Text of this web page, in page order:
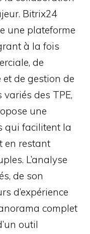
Bitrix24
une plateforme
à la fois
de
et de gestion de
des TPE,
une
qui facilitent la
en restant
L’analyse
de son
d’expérience
complet
outil